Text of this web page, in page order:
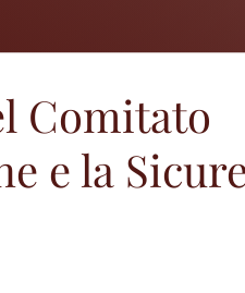
Comitato
e la